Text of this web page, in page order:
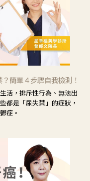
簡單４步驟自我檢測！
活，排斥性行為、無法出
都是「尿失禁」的症狀，
症。